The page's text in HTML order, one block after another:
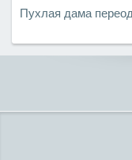
Пухлая дама